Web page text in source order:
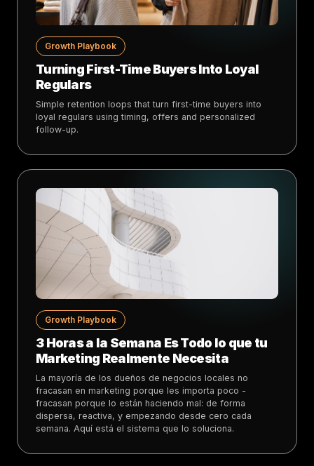
Growth Playbook
Turning First-Time Buyers Into Loyal
Regulars
Simple retention loops that turn first-time buyers into
loyal regulars using timing, offers and personalized
follow-up.
Growth Playbook
3 Horas a la Semana Es Todo lo que tu
Marketing Realmente Necesita
La mayoría de los dueños de negocios locales no
fracasan en marketing porque les importa poco -
fracasan porque lo están haciendo mal: de forma
dispersa, reactiva, y empezando desde cero cada
semana. Aquí está el sistema que lo soluciona.